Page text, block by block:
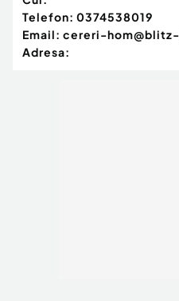
Telefon: 0374538019
Email: cereri-
Adresa: